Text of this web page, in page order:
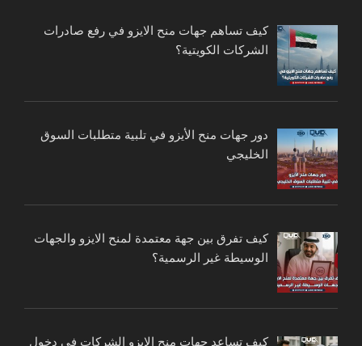
كيف تساهم جهات منح الايزو في رفع صادرات
الشركات الكويتية؟
دور جهات منح الأيزو في تلبية متطلبات السوق
الخليجي
كيف تفرق بين جهة معتمدة لمنح الايزو والجهات
الوسيطة غير الرسمية؟
كيف تساعد جهات منح الايزو الشركات في دخول